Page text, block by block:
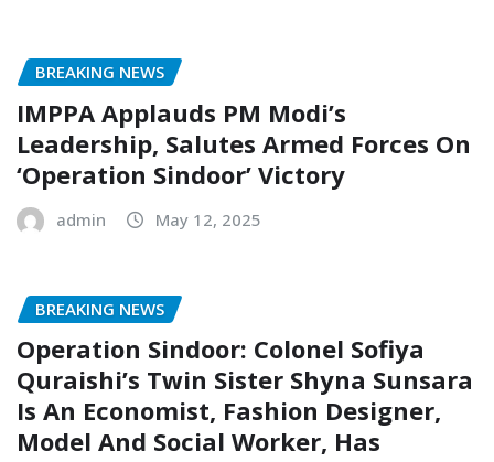
BREAKING NEWS
IMPPA Applauds PM Modi’s
Leadership, Salutes Armed Forces On
‘Operation Sindoor’ Victory
admin May 12, 2025
BREAKING NEWS
Operation Sindoor: Colonel Sofiya
Quraishi’s Twin Sister Shyna Sunsara
Is An Economist, Fashion Designer,
Model And Social Worker, Has